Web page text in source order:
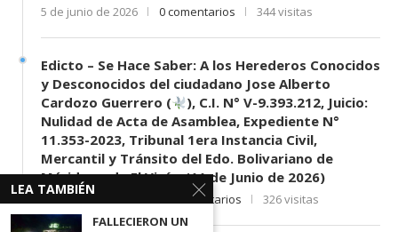
5 de junio de 2026 0 comentarios 344 visitas
Edicto – Se Hace Saber: A los Herederos Conocidos
y Desconocidos del ciudadano Jose Alberto
Cardozo Guerrero (
), C.I. N° V-9.393.212, Juicio:
Nulidad de Acta de Asamblea, Expediente N°
11.353-2023, Tribunal 1era Instancia Civil,
Mercantil y Tránsito del Edo. Bolivariano de
Mérida, sede El Vigía. (11 de Junio de 2026)
11 de junio de 2026 0 comentarios 326 visitas
LEA TAMBIÉN
FALLECIERON UN